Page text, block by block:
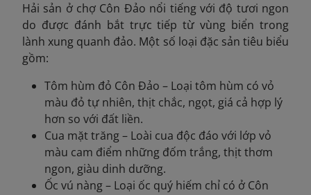
Hải sản ở chợ Côn Đảo nổi tiếng với độ tươi ngon
do được đánh bắt trực tiếp từ vùng biển trong
lành xung quanh đảo. Một số loại đặc sản tiêu biểu
gồm:
Tôm hùm đỏ Côn Đảo – Loại tôm hùm có vỏ
màu đỏ tự nhiên, thịt chắc, ngọt, giá cả hợp lý
hơn so với đất liền.
Cua mặt trăng – Loài cua độc đáo với lớp vỏ
màu cam điểm những đốm trắng, thịt thơm
ngon, giàu dinh dưỡng.
Ốc vú nàng – Loại ốc quý hiếm chỉ có ở Côn